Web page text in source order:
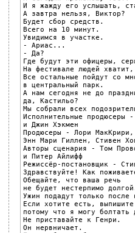
И я жажду его услышать,
А завтра нельзя, Виктор?
Будет сбор средств.
Всего на 10 минут.
Увидимся в участке.
- Ариас...
- Да?
Где будут эти офицеры,
На фестивале людей
Все остальные пойдут со
в центральный парк.
А нам сегодня не до
да, Кастильо?
Мы собрали всех
Исполнительные продюсеры
и Джин Хэкмен
Продюсеры - Лори МакКрири,
Энн Мари Гиллен, Стивен
Авторы сценария - Том
и Питер Айлифф
Режиссёр-постановщик -
Здравствуйте! Как
Обещайте, что ваша речь
не будет нестерпимо
Ужин подадут только после
Если хотите есть,
потому что я могу болтать
Не приставайте к Генри.
Он нервничает.